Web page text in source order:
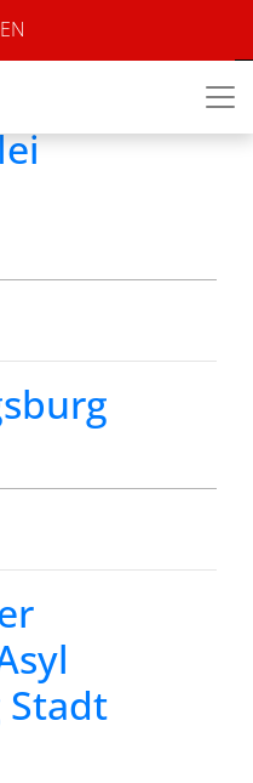
Stadt